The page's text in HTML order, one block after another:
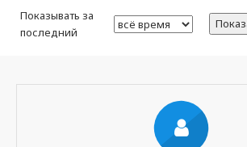
Показывать за
последний